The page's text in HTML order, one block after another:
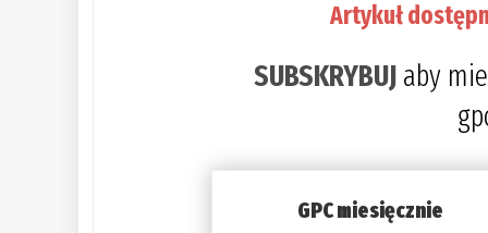
Artykuł
SUBSKRYBUJaby
GPC miesięcznie